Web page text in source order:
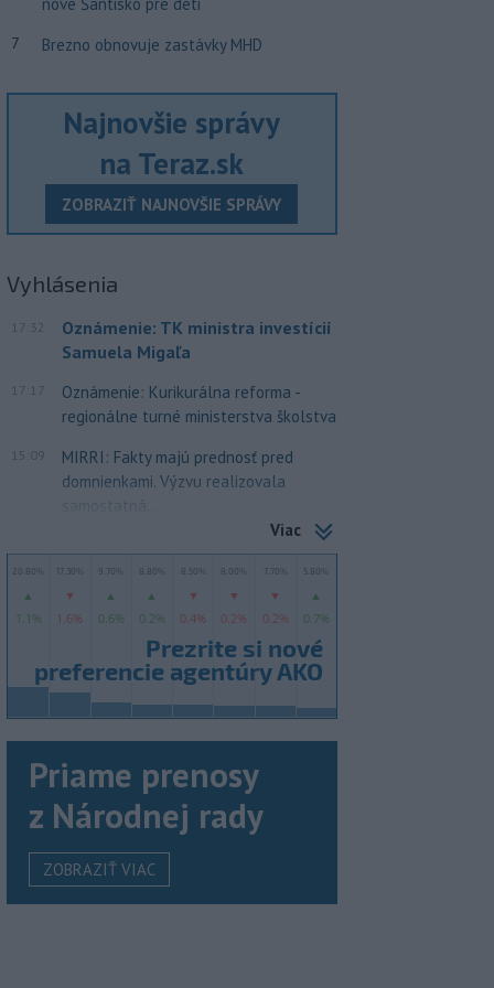
7 Brezno obnovuje zastávky MHD
Najnovšie správy
na Teraz.sk
ZOBRAZIŤ NAJNOVŠIE SPRÁVY
Vyhlásenia
17:32
Oznámenie: TK ministra investícií
Samuela Migaľa
17:17
Oznámenie: Kurikurálna reforma -
regionálne turné ministerstva školstva
15:09
MIRRI: Fakty majú prednosť pred
domnienkami. Výzvu realizovala
samostatná...
Viac
Priame prenosy
z Národnej rady
ZOBRAZIŤ VIAC